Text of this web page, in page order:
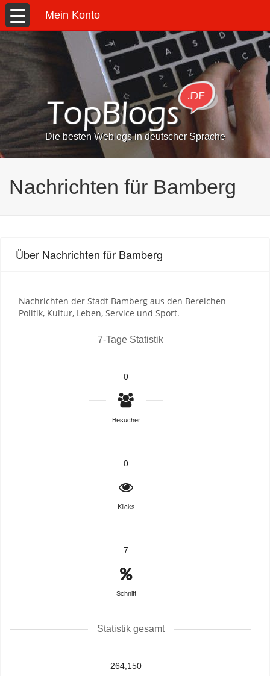
Mein Konto
Die besten Weblogs in deutscher Sprache
Nachrichten für Bamberg
Über Nachrichten für Bamberg
Nachrichten der Stadt Bamberg aus den Bereichen
Politik, Kultur, Leben, Service und Sport.
7-Tage Statistik
0
Besucher
0
Klicks
7
Schnitt
Statistik gesamt
264,150